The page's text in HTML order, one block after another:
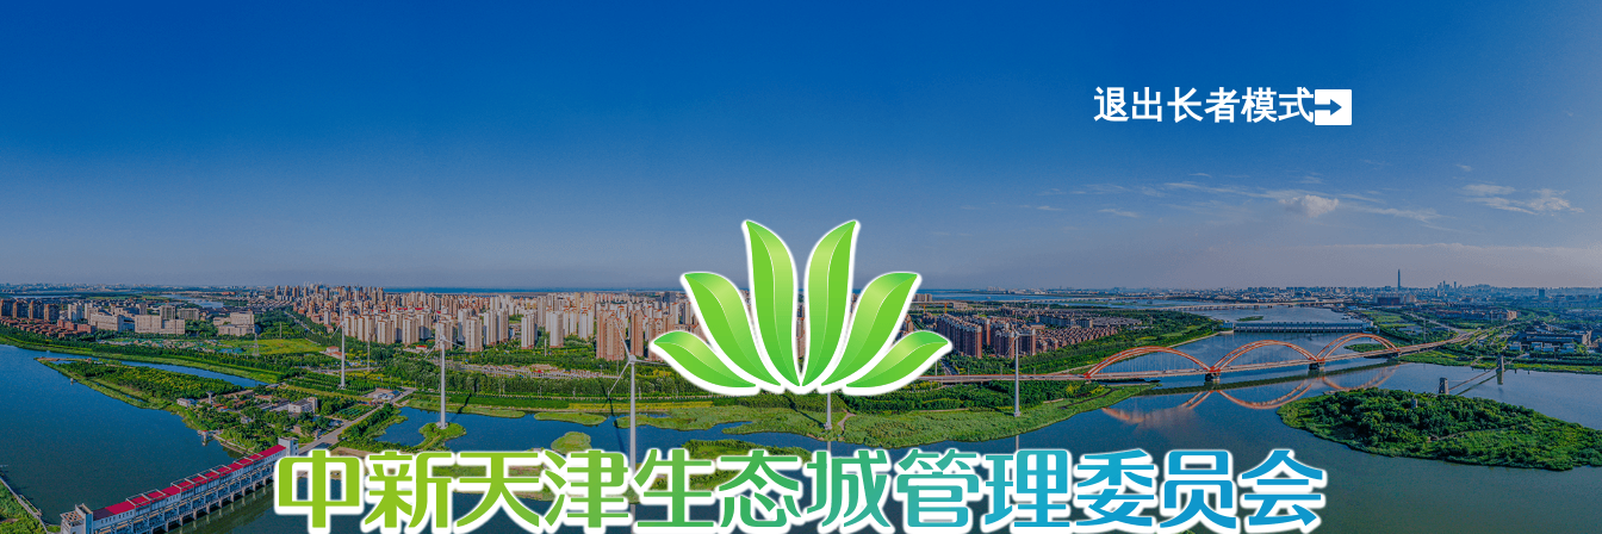
退出长者模式